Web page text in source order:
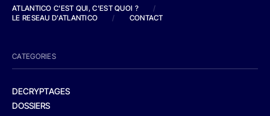
ATLANTICO C'EST QUI, C'EST QUOI ?
/
LE RESEAU D'ATLANTICO
/ CONTACT
CATEGORIES
DECRYPTAGES
DOSSIERS